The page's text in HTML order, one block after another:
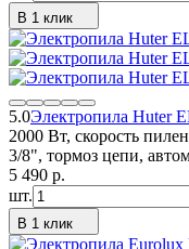
В 1 клик
5.0Электропила Huter
2000 Вт, скорость
3/8", тормоз цепи,
5 490 p.
шт.
В 1 клик